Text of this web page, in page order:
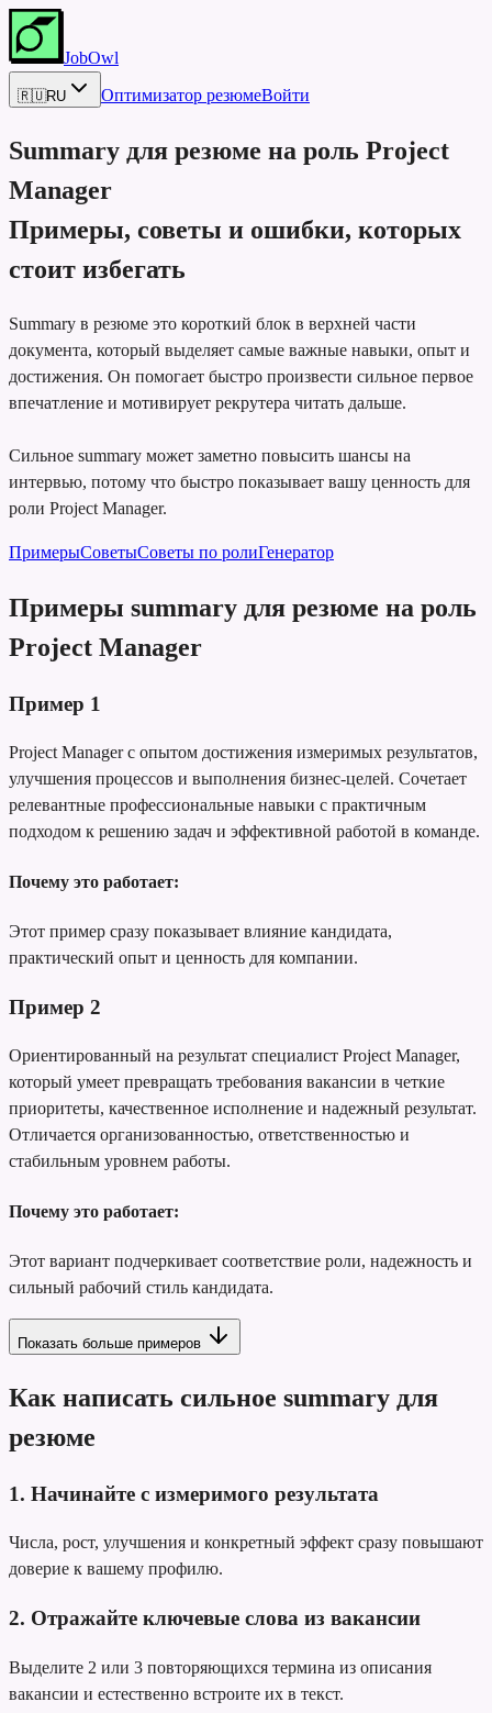
JobOwl
🇷🇺RU Оптимизатор резюмеВойти
Summary для резюме на роль Project
Manager
Примеры, советы и ошибки, которых
стоит избегать
Summary в резюме это короткий блок в верхней части
документа, который выделяет самые важные навыки, опыт и
достижения. Он помогает быстро произвести сильное первое
впечатление и мотивирует рекрутера читать дальше.
Сильное summary может заметно повысить шансы на
интервью, потому что быстро показывает вашу ценность для
роли Project Manager.
ПримерыСоветыСоветы по ролиГенератор
Примеры summary для резюме на роль
Project Manager
Пример 1
Project Manager с опытом достижения измеримых результатов,
улучшения процессов и выполнения бизнес-целей. Сочетает
релевантные профессиональные навыки с практичным
подходом к решению задач и эффективной работой в команде.
Почему это работает:
Этот пример сразу показывает влияние кандидата,
практический опыт и ценность для компании.
Пример 2
Ориентированный на результат специалист Project Manager,
который умеет превращать требования вакансии в четкие
приоритеты, качественное исполнение и надежный результат.
Отличается организованностью, ответственностью и
стабильным уровнем работы.
Почему это работает:
Этот вариант подчеркивает соответствие роли, надежность и
сильный рабочий стиль кандидата.
Показать больше примеров
Как написать сильное summary для
резюме
1. Начинайте с измеримого результата
Числа, рост, улучшения и конкретный эффект сразу повышают
доверие к вашему профилю.
2. Отражайте ключевые слова из вакансии
Выделите 2 или 3 повторяющихся термина из описания
вакансии и естественно встроите их в текст.